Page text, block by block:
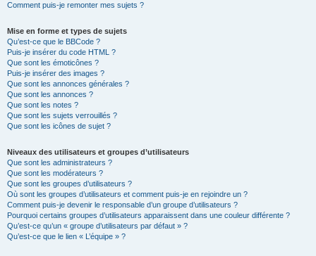
Comment puis-je remonter mes sujets ?
Mise en forme et types de sujets
Qu’est-ce que le BBCode ?
Puis-je insérer du code HTML ?
Que sont les émoticônes ?
Puis-je insérer des images ?
Que sont les annonces générales ?
Que sont les annonces ?
Que sont les notes ?
Que sont les sujets verrouillés ?
Que sont les icônes de sujet ?
Niveaux des utilisateurs et groupes d’utilisateurs
Que sont les administrateurs ?
Que sont les modérateurs ?
Que sont les groupes d’utilisateurs ?
Où sont les groupes d’utilisateurs et comment puis-je en rejoindre un ?
Comment puis-je devenir le responsable d’un groupe d’utilisateurs ?
Pourquoi certains groupes d’utilisateurs apparaissent dans une couleur différente ?
Qu’est-ce qu’un « groupe d’utilisateurs par défaut » ?
Qu’est-ce que le lien « L’équipe » ?